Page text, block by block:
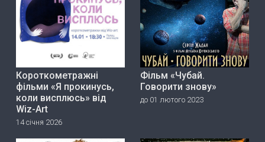
Короткометражні
фільми «Я прокинусь,
коли висплюсь» від
Wiz-Art
14 січня 2026
Фільм «Чубай.
Говорити знову»
до 01 лютого 2023